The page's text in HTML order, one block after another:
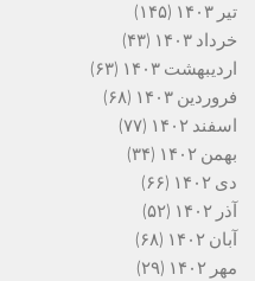
تیر ۱۴۰۳
(۱۴۵)
خرداد ۱۴۰۳
(۴۳)
اردیبهشت ۱۴۰۳
(۶۳)
فروردین ۱۴۰۳
(۶۸)
اسفند ۱۴۰۲
(۷۷)
بهمن ۱۴۰۲
(۳۴)
دی ۱۴۰۲
(۶۶)
آذر ۱۴۰۲
(۵۲)
آبان ۱۴۰۲
(۶۸)
مهر ۱۴۰۲
(۲۹)